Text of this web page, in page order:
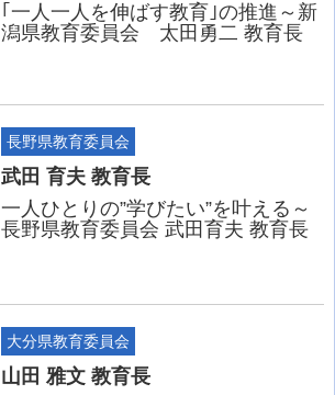
｢一人一人を伸ばす教育｣の推進～新
潟県教育委員会 太田勇二 教育長
長野県教育委員会
武田 育夫 教育長
一人ひとりの”学びたい”を叶える～
長野県教育委員会 武田育夫 教育長
大分県教育委員会
山田 雅文 教育長